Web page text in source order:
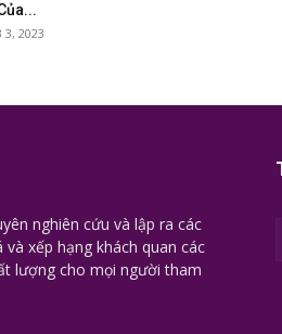
3, 2023
nghiên cứu và lập ra các
xếp hạng khách quan các
lượng cho mọi người tham